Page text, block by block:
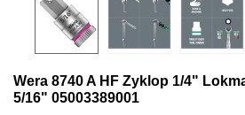
Wera 8740 A HF Zyklop 1/4"
5/16" 05003389001